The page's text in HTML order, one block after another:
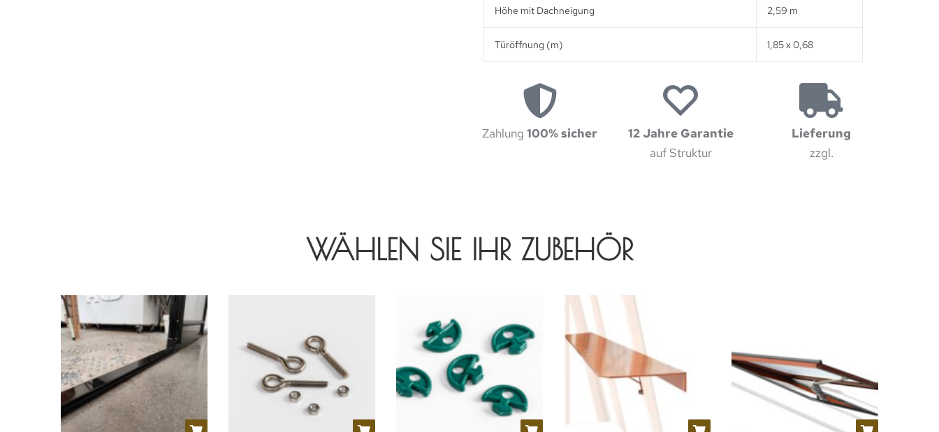
Höhe mit Dachneigung 2,59 m
Türöffnung (m) 1,85 x 0,68
Zahlung100% sicher
12 Jahre Garantie
auf Struktur
Lieferung
zzgl.
WÄHLEN SIE IHR ZUBEHÖR